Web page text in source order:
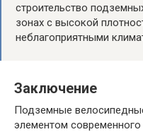
строительство
зонах с высокой
неблагоприятными
Заключение
Подземные
элементом современного